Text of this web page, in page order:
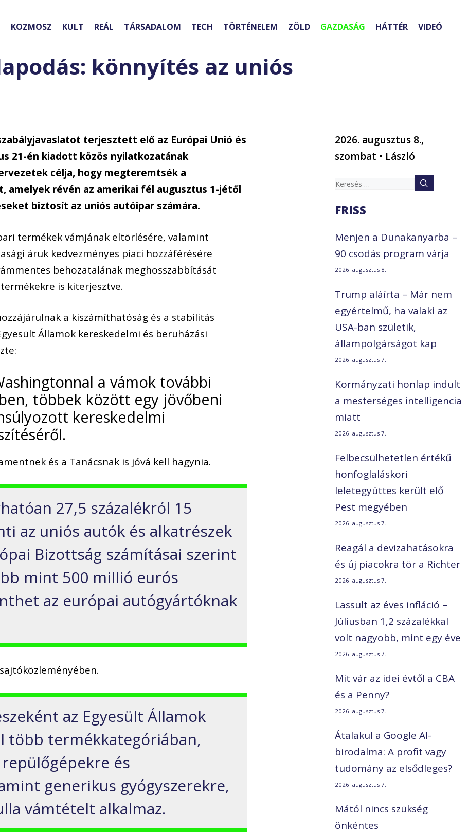
KOZMOSZ KULT REÁL TÁRSADALOM TECH TÖRTÉNELEM ZÖLD GAZDASÁG HÁTTÉR VIDEÓ
könnyítés az uniós
terjesztett elő az Európai Unió és
21-én kiadott közös nyilatkozatának
célja, hogy megteremtsék a
amelyek révén az amerikai fél augusztus 1-jétől
biztosít az uniós autóipar számára.
termékek vámjának eltörlésére, valamint
áruk kedvezményes piaci hozzáférésére
behozatalának meghosszabbítását
is kiterjesztve.
a kiszámíthatóság és a stabilitás
Államok kereskedelmi és beruházási
a vámok további
többek között egy jövőbeni
kereskedelmi
és a Tanácsnak is jóvá kell hagynia.
27,5 százalékról 15
az uniós autók és alkatrészek
Bizottság számításai szerint
mint 500 millió eurós
az európai autógyártóknak
az Egyesült Államok
több termékkategóriában,
és
generikus gyógyszerekre,
vámtételt alkalmaz.
2026. augusztus 8.,
szombat • László
Keresés:
FRISS
Menjen a Dunakanyarba –
90 csodás program várja
2026. augusztus 8.
Trump aláírta – Már nem
egyértelmű, ha valaki az
USA-ban születik,
állampolgárságot kap
2026. augusztus 7.
Kormányzati honlap indult
a mesterséges intelligencia
miatt
2026. augusztus 7.
Felbecsülhetetlen értékű
honfoglaláskori
leletegyüttes került elő
Pest megyében
2026. augusztus 7.
Reagál a devizahatásokra
és új piacokra tör a Richter
2026. augusztus 7.
Lassult az éves infláció –
Júliusban 1,2 százalékkal
volt nagyobb, mint egy éve
2026. augusztus 7.
Mit vár az idei évtől a CBA
és a Penny?
2026. augusztus 7.
Átalakul a Google AI-
birodalma: A profit vagy
tudomány az elsődleges?
2026. augusztus 7.
Mától nincs szükség
önkéntes